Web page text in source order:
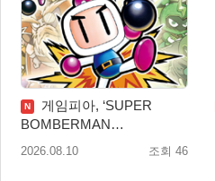
N
게임피아, ‘SUPER
BOMBERMAN
COLLECTION’ PS5·스위치
2026.08.10 조회 46